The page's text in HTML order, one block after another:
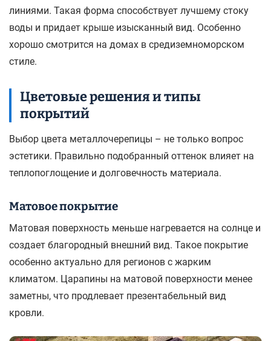
линиями. Такая форма способствует лучшему стоку
воды и придает крыше изысканный вид. Особенно
хорошо смотрится на домах в средиземноморском
стиле.
Цветовые решения и типы
покрытий
Выбор цвета металлочерепицы – не только вопрос
эстетики. Правильно подобранный оттенок влияет на
теплопоглощение и долговечность материала.
Матовое покрытие
Матовая поверхность меньше нагревается на солнце и
создает благородный внешний вид. Такое покрытие
особенно актуально для регионов с жарким
климатом. Царапины на матовой поверхности менее
заметны, что продлевает презентабельный вид
кровли.